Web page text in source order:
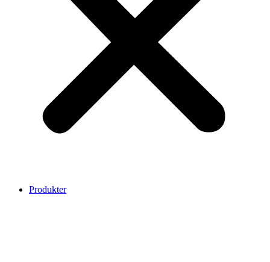
Produkter